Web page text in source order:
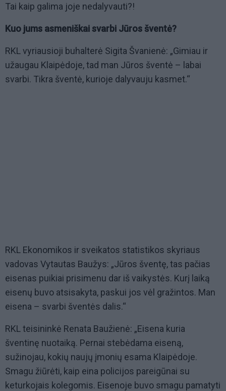
Tai kaip galima joje nedalyvauti?!
Kuo jums asmeniškai svarbi Jūros šventė?
RKL vyriausioji buhalterė Sigita Švanienė: „Gimiau ir
užaugau Klaipėdoje, tad man Jūros šventė – labai
svarbi. Tikra šventė, kurioje dalyvauju kasmet.“
RKL Ekonomikos ir sveikatos statistikos skyriaus
vadovas Vytautas Baužys: „Jūros šventę, tas pačias
eisenas puikiai prisimenu dar iš vaikystės. Kurį laiką
eisenų buvo atsisakyta, paskui jos vėl gražintos. Man
eisena – svarbi šventės dalis.“
RKL teisininkė Renata Baužienė: „Eisena kuria
šventinę nuotaiką. Pernai stebėdama eiseną,
sužinojau, kokių naujų įmonių esama Klaipėdoje.
Smagu žiūrėti, kaip eina policijos pareigūnai su
keturkojais kolegomis. Eisenoje buvo smagu pamatyti